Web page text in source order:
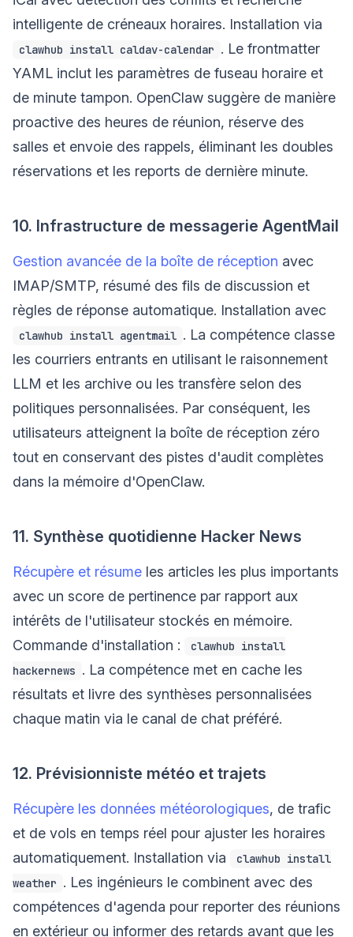
intelligente de créneaux horaires. Installation via
clawhub install caldav-calendar . Le frontmatter
YAML inclut les paramètres de fuseau horaire et
de minute tampon. OpenClaw suggère de manière
proactive des heures de réunion, réserve des
salles et envoie des rappels, éliminant les doubles
réservations et les reports de dernière minute.
10. Infrastructure de messagerie AgentMail
Gestion avancée de la boîte de réception avec
IMAP/SMTP, résumé des fils de discussion et
règles de réponse automatique. Installation avec
clawhub install agentmail . La compétence classe
les courriers entrants en utilisant le raisonnement
LLM et les archive ou les transfère selon des
politiques personnalisées. Par conséquent, les
utilisateurs atteignent la boîte de réception zéro
tout en conservant des pistes d'audit complètes
dans la mémoire d'OpenClaw.
11. Synthèse quotidienne Hacker News
Récupère et résume les articles les plus importants
avec un score de pertinence par rapport aux
intérêts de l'utilisateur stockés en mémoire.
Commande d'installation :
clawhub install
hackernews . La compétence met en cache les
résultats et livre des synthèses personnalisées
chaque matin via le canal de chat préféré.
12. Prévisionniste météo et trajets
Récupère les données météorologiques, de trafic
et de vols en temps réel pour ajuster les horaires
automatiquement. Installation via
clawhub install
weather . Les ingénieurs le combinent avec des
compétences d'agenda pour reporter des réunions
en extérieur ou informer des retards avant que les